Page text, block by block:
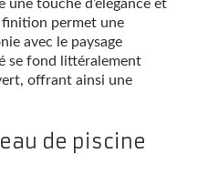
touche d’élégance et
permet une
avec le paysage
se fond littéralement
offrant ainsi une
de piscine